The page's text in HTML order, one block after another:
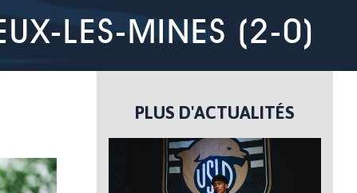
LES-MINES (2-0)
PLUS D'ACTUALITÉS